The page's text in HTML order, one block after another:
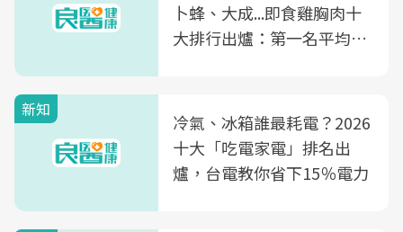
卜蜂、大成...即食雞胸肉十
大排行出爐：第一名平均一
新知
冷氣、冰箱誰最耗電？2026
十大「吃電家電」排名出
爐，台電教你省下15％電力